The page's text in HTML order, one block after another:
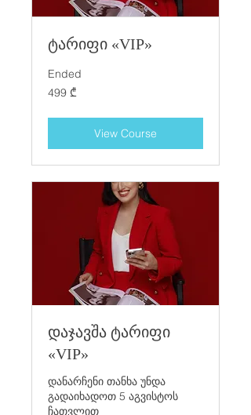
ტარიფი «VIP»
Ended
499
ქართული
499 ₾
View Course
დაჯავშა ტარიფი
«VIP»
დანარჩენი თანხა უნდა
გადაიხადოთ 5 აგვისტოს
ჩათვლით